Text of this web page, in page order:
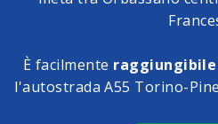
È facilmente
l'autostrada A55 Torino-